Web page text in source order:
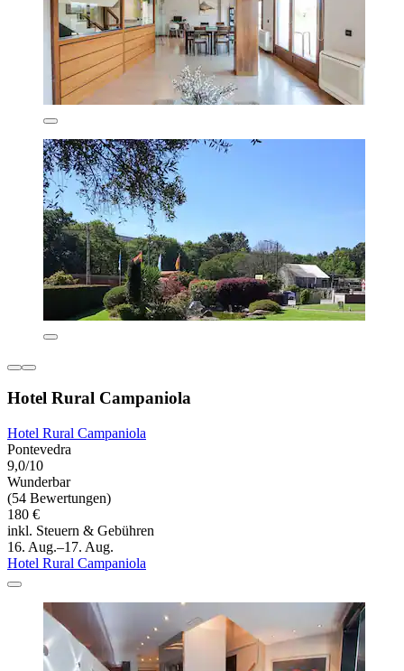
Hotel Rural Campaniola
Hotel Rural Campaniola
Pontevedra
9,0/10
Wunderbar
(54 Bewertungen)
180 €
inkl. Steuern & Gebühren
16. Aug.–17. Aug.
Hotel Rural Campaniola